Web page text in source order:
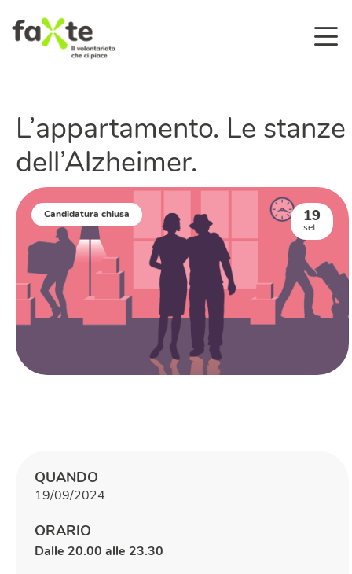
L’appartamento. Le stanze
dell’Alzheimer.
Candidatura chiusa 19
set
QUANDO
19/09/2024
ORARIO
Dalle 20.00 alle 23.30